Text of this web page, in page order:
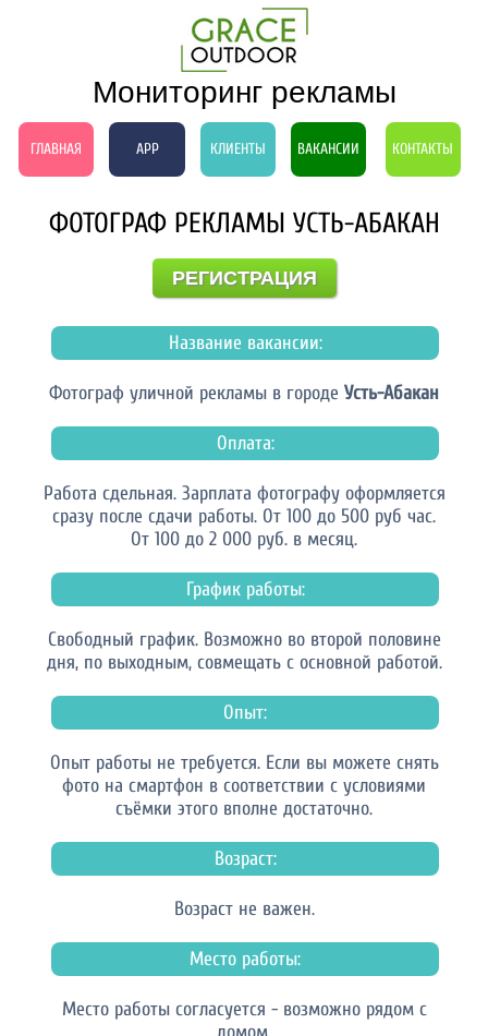
Мониторинг рекламы
ГЛАВНАЯ APP КЛИЕНТЫ ВАКАНСИИ КОНТАКТЫ
ФОТОГРАФ РЕКЛАМЫ УСТЬ-АБАКАН
РЕГИСТРАЦИЯ
Название вакансии:
Фотограф уличной рекламы в городе Усть-Абакан
Оплата:
Работа сдельная. Зарплата фотографу оформляется
сразу после сдачи работы. От 100 до 500 руб час.
От 100 до 2 000 руб. в месяц.
График работы:
Свободный график. Возможно во второй половине
дня, по выходным, совмещать с основной работой.
Опыт:
Опыт работы не требуется. Если вы можете снять
фото на смартфон в соответствии с условиями
съёмки этого вполне достаточно.
Возраст:
Возраст не важен.
Место работы:
Место работы согласуется - возможно рядом с